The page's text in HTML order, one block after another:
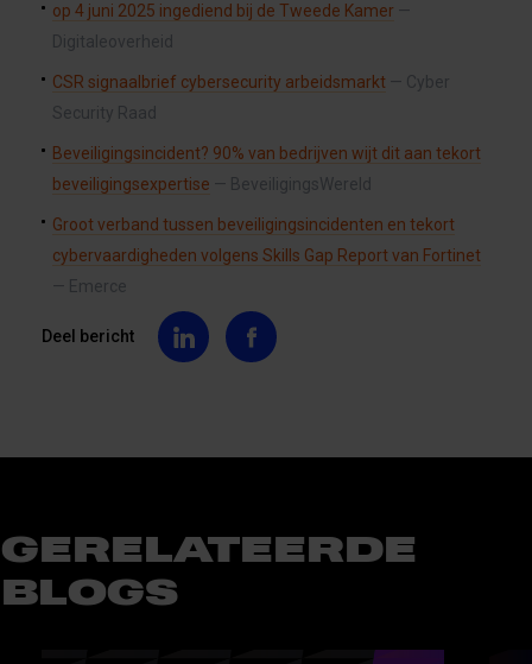
op 4 juni 2025 ingediend bij de Tweede Kamer —
Digitaleoverheid
CSR signaalbrief cybersecurity arbeidsmarkt — Cyber
Security Raad
Beveiligingsincident? 90% van bedrijven wijt dit aan tekort
beveiligingsexpertise — BeveiligingsWereld
Groot verband tussen beveiligingsincidenten en tekort
cybervaardigheden volgens Skills Gap Report van Fortinet
— Emerce
Deel bericht
GERELATEERDE
BLOGS